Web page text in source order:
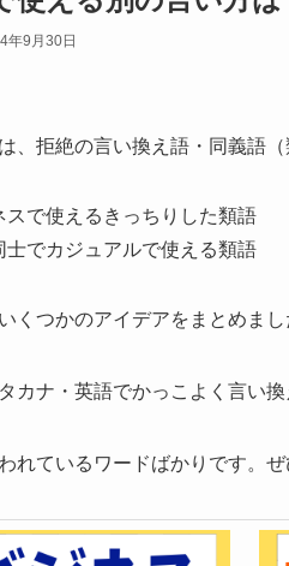
年9月30日
、拒絶の言い換え語・同義語（
スで使えるきっちりした類語
士でカジュアルで使える類語
くつかのアイデアをまとめまし
カナ・英語でかっこよく言い
れているワードばかりです。ぜ